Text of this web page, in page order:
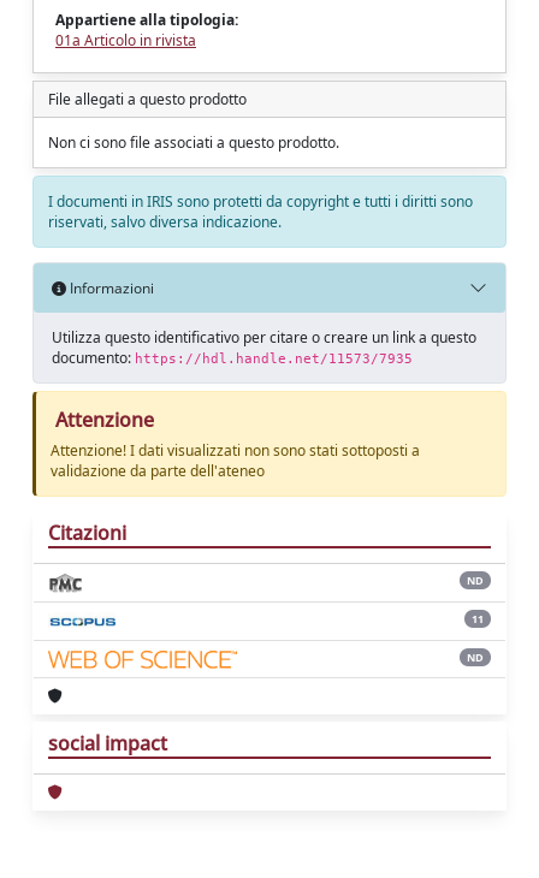
Appartiene alla tipologia:
01a Articolo in rivista
File allegati a questo prodotto
Non ci sono file associati a questo prodotto.
I documenti in IRIS sono protetti da copyright e tutti i diritti sono
riservati, salvo diversa indicazione.
Informazioni
Utilizza questo identificativo per citare o creare un link a questo
documento: https://hdl.handle.net/11573/7935
Attenzione
Attenzione! I dati visualizzati non sono stati sottoposti a
validazione da parte dell'ateneo
Citazioni
ND
11
ND
social impact